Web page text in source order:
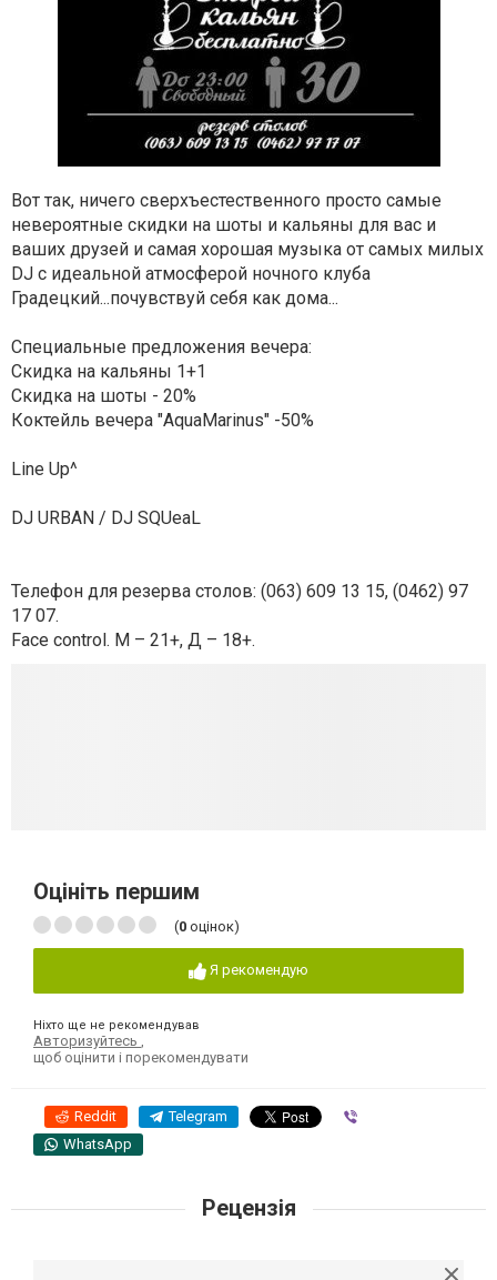
Вот так, ничего сверхъестественного просто самые
невероятные скидки на шоты и кальяны для вас и
ваших друзей и самая хорошая музыка от самых милых
DJ с идеальной атмосферой ночного клуба
Градецкий...почувствуй себя как дома...
Специальные предложения вечера:
Скидка на кальяны 1+1
Скидка на шоты - 20%
Коктейль вечера "AquaMarinus" -50%
Line Up^
DJ URBAN / DJ SQUeaL
Телефон для резерва столов: (063) 609 13 15, (0462) 97
17 07.
Face control. М – 21+, Д – 18+.
Оцініть першим
(0 оцінок)
Я рекомендую
Ніхто ще не рекомендував
Авторизуйтесь
щоб оцінити і порекомендувати
Reddit Telegram
WhatsApp
Рецензія